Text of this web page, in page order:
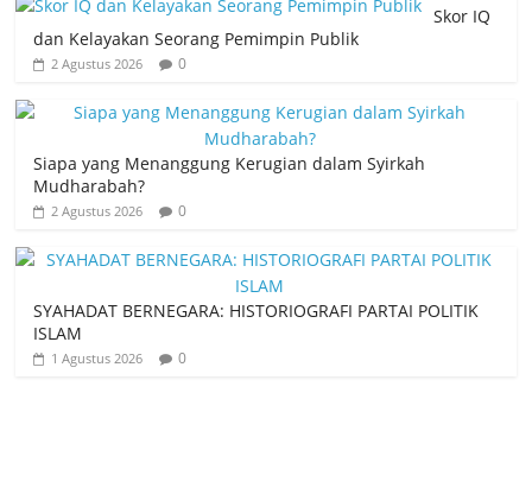
Skor IQ
dan Kelayakan Seorang Pemimpin Publik
2 Agustus 2026 0
Siapa yang Menanggung Kerugian dalam Syirkah
Mudharabah?
2 Agustus 2026 0
SYAHADAT BERNEGARA: HISTORIOGRAFI PARTAI POLITIK
ISLAM
1 Agustus 2026 0